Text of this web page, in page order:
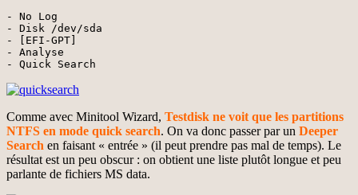
- No Log
- Disk /dev/sda
- [EFI-GPT]
- Analyse
- Quick Search
Comme avec Minitool Wizard, Testdisk ne voit que les partitions
NTFS en mode quick search. On va donc passer par un Deeper
Search en faisant « entrée » (il peut prendre pas mal de temps). Le
résultat est un peu obscur : on obtient une liste plutôt longue et peu
parlante de fichiers MS data.